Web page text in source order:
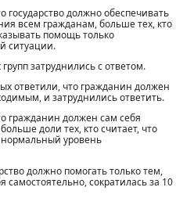
государство должно обеспечивать
всем гражданам, больше тех, кто
помощь только
ситуации.
затруднились с ответом.
ответили, что гражданин должен
и затруднились ответить.
гражданин должен сам себя
доли тех, кто считает, что
нормальный уровень
должно помогать только тем,
самостоятельно, сократилась за 10